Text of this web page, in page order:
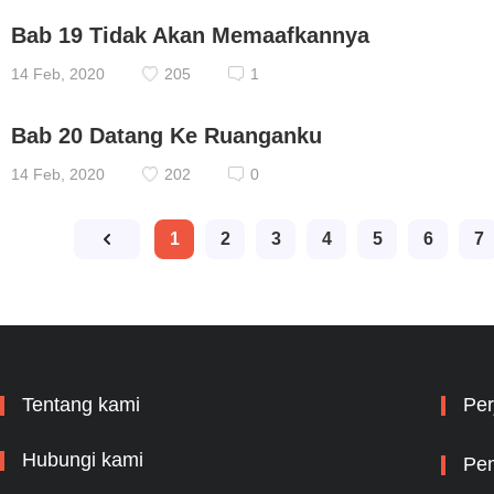
Bab 19 Tidak Akan Memaafkannya
14 Feb, 2020 205 1
Bab 20 Datang Ke Ruanganku
14 Feb, 2020 202 0
1 2 3 4 5 6 7
Tentang kami
Hubungi kami